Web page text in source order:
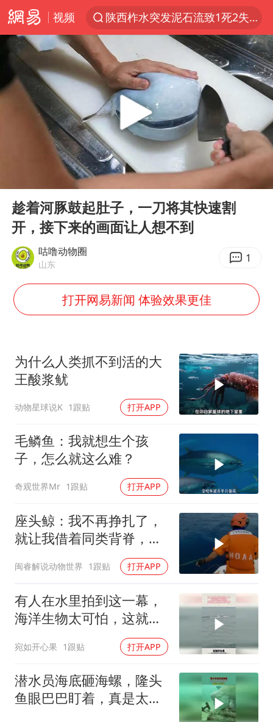
视频
陕西柞水突发泥石流致1死2失联
“梅姨”已是老年人 死刑或适用受限
“事业单位招聘不是人情买卖”
杭州一小区17楼玻璃幕墙爆裂
美国退回1000亿美元关税
李亚鹏向地铁吐血女孩捐99999元
杨某某拒服兵役 不得录用为公务员
知识产权强国建设驶入“快车道”
要给全体职工“应休尽休”的底气
中国经济展现强大韧性和活力
Play
00:59
趁着河豚鼓起肚子，一刀将其快速割
开，接下来的画面让人想不到
咕噜动物圈
山东 1
打开网易新闻 体验效果更佳
为什么人类抓不到活的大
王酸浆鱿
动物星球说K 1跟贴 打开APP
毛鳞鱼：我就想生个孩
子，怎么就这么难？
奇观世界Mr 1跟贴 打开APP
座头鲸：我不再挣扎了，
就让我借着同类背脊，再
闽睿解说动物世界 1跟贴 打开APP
有人在水里拍到这一幕，
海洋生物太可怕，这就是
宛如开心果 1跟贴 打开APP
潜水员海底砸海螺，隆头
鱼眼巴巴盯着，真是太可